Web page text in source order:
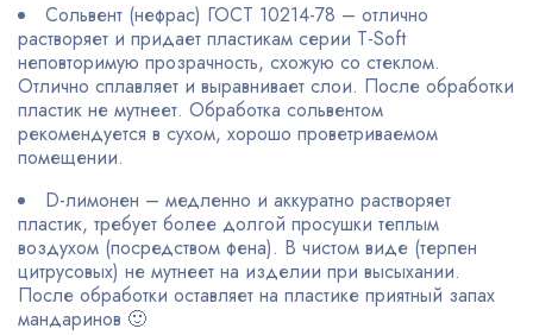
Сольвент (нефрас) ГОСТ 10214-78 – отлично
растворяет и придает пластикам серии T-Soft
неповторимую прозрачность, схожую со стеклом.
Отлично сплавляет и выравнивает слои. После обработки
пластик не мутнеет. Обработка сольвентом
рекомендуется в сухом, хорошо проветриваемом
помещении.
D-лимонен – медленно и аккуратно растворяет
пластик, требует более долгой просушки теплым
воздухом (посредством фена). В чистом виде (терпен
цитрусовых) не мутнеет на изделии при высыхании.
После обработки оставляет на пластике приятный запах
мандаринов 🙂